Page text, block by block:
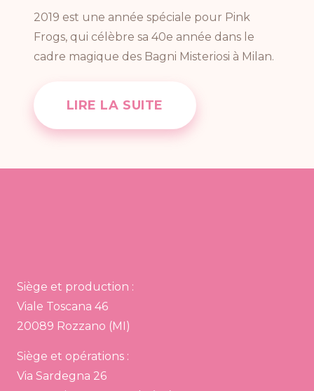
2019 est une année spéciale pour Pink
Frogs, qui célèbre sa 40e année dans le
cadre magique des Bagni Misteriosi à Milan.
LIRE LA SUITE
Siège et production :
Viale Toscana 46
20089 Rozzano (MI)
Siège et opérations :
Via Sardegna 26